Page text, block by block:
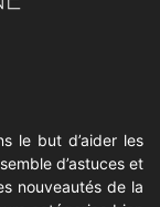
le but d’aider les
d’astuces et
nouveautés de la